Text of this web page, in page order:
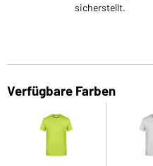
sicherstellt.
Verfügbare Farben